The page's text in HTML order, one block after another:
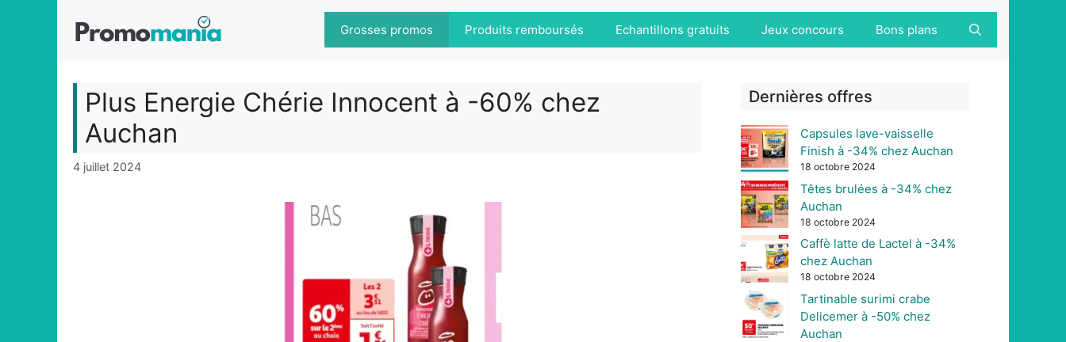
Grosses promos Produits remboursés Echantillons gratuits Jeux concours Bons plans
Plus Energie Chérie Innocent à -60% chez
Auchan
4 juillet 2024
Dernières offres
Capsules lave-vaisselle
Finish à -34% chez Auchan
18 octobre 2024
Têtes brulées à -34% chez
Auchan
18 octobre 2024
Caffè latte de Lactel à -34%
chez Auchan
18 octobre 2024
Tartinable surimi crabe
Delicemer à -50% chez
Auchan